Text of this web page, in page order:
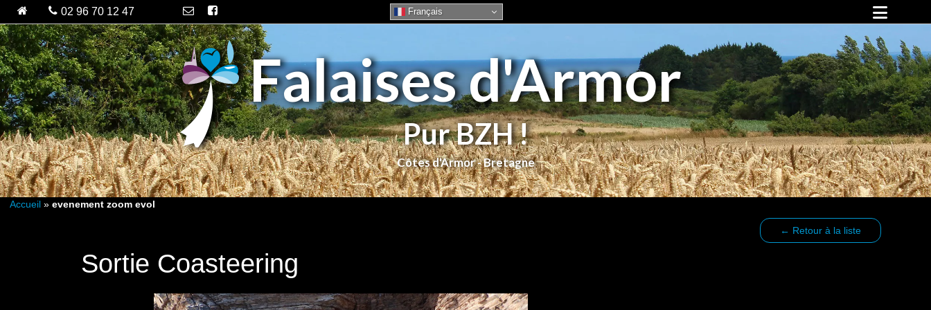
Falaises d’Armor !
Animations et événements
Animations
Vos rendez-vous avec Falaises d’Armor
Sports, culture et loisirs
Les pépites
Espace mer
Vélo
Cirkwi
Culture
Falaises d'Armor
Pur BZH !
Accueil » evenement zoom evol
← Retour à la liste
Sortie Coasteering
Français